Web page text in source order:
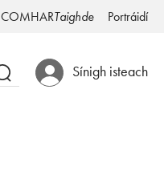
COMHARTaighde Portráidí
Sínigh isteach